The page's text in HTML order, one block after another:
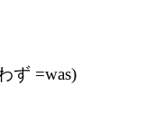
ず =was)